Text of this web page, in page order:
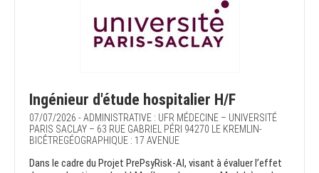
Ingénieur d'étude hospitalier H/F
07/07/2026 - ADMINISTRATIVE : UFR MÉDECINE – UNIVERSITÉ
PARIS SACLAY – 63 RUE GABRIEL PÉRI 94270 LE KREMLIN-
BICÊTREGÉOGRAPHIQUE : 17 AVENUE
Dans le cadre du Projet PrePsyRisk-AI, visant à évaluer l’effet